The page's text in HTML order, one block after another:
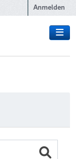
Anmelden